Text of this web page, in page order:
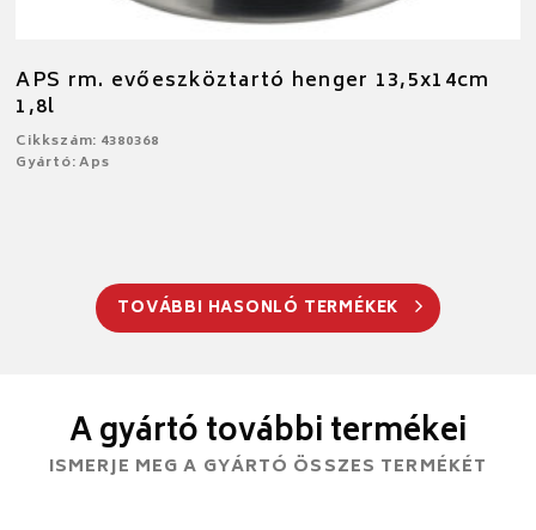
APS rm. evőeszköztartó henger 13,5x14cm
1,8l
Cikkszám: 4380368
Gyártó: Aps
TOVÁBBI HASONLÓ TERMÉKEK
A gyártó további termékei
ISMERJE MEG A GYÁRTÓ ÖSSZES TERMÉKÉT